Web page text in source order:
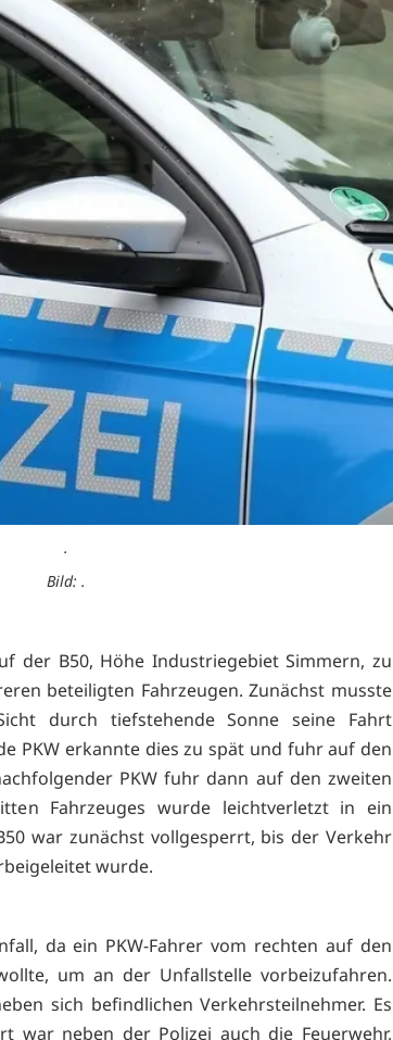
.
Bild: .
der B50, Höhe Industriegebiet Simmern, zu
beteiligten Fahrzeugen. Zunächst musste
durch tiefstehende Sonne seine Fahrt
PKW erkannte dies zu spät und fuhr auf den
PKW fuhr dann auf den zweiten
Fahrzeuges wurde leichtverletzt in ein
war zunächst vollgesperrt, bis der Verkehr
wurde.
da ein PKW-Fahrer vom rechten auf den
um an der Unfallstelle vorbeizufahren.
sich befindlichen Verkehrsteilnehmer. Es
war neben der Polizei auch die Feuerwehr,